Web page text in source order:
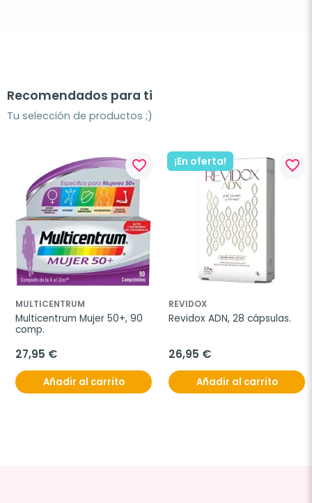
Recomendados para ti
Tu selección de productos ;)
favorite_border
MULTICENTRUM
Multicentrum Mujer 50+, 90
comp.
27,95 €
Añadir al carrito
¡En oferta! favorite_border
REVIDOX
Revidox ADN, 28 cápsulas.
26,95 €
Añadir al carrito